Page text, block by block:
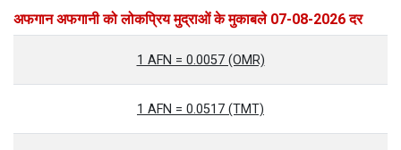
अफगान अफगानी को लोकप्रिय मुद्राओं के मुकाबले 07-08-2026 दर
1 AFN = 0.0057 (OMR)
1 AFN = 0.0517 (TMT)